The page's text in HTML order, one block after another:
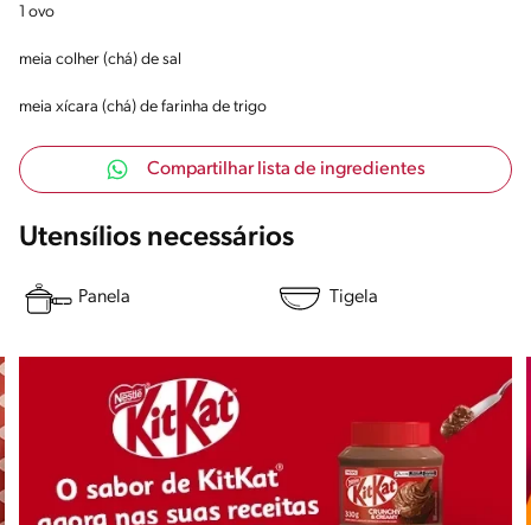
1 ovo
meia colher (chá) de sal
meia xícara (chá) de farinha de trigo
Compartilhar lista de ingredientes
Utensílios necessários
Panela Tigela